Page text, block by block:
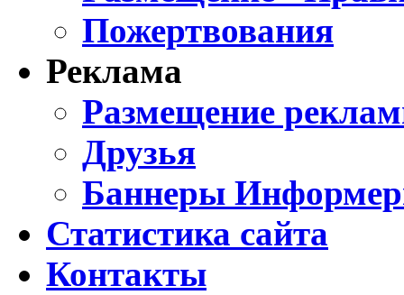
Пожертвования
Реклама
Размещение
Друзья
Баннеры
Статистика сайта
Контакты